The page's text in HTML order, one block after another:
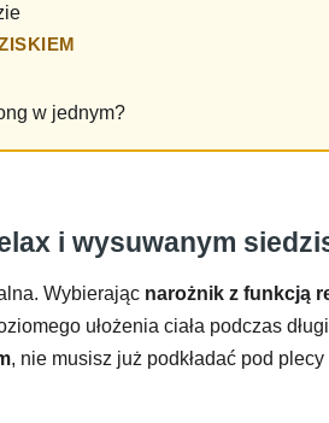
w jednym?
i wysuwanym
Wybierając narożnik z funkcją
ułożenia ciała podczas
, nie musisz już podkładać pod